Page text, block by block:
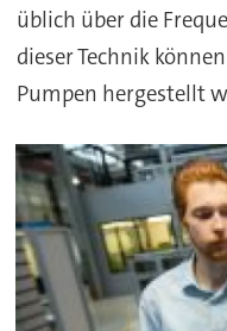
üblich über die
dieser Technik
Pumpen hergestellt